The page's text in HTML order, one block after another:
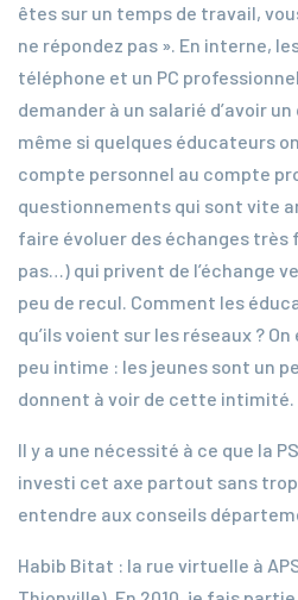
êtes sur un temps de travail,
ne répondez pas ». En interne,
téléphone et un PC
demander à un salarié d’avoir
même si quelques éducateurs
compte personnel au compte
questionnements qui sont vite
faire évoluer des échanges très
pas…) qui privent de l’échange
peu de recul. Comment les
qu’ils voient sur les réseaux ?
peu intime : les jeunes sont un
donnent à voir de cette intimité.
Il y a une nécessité à ce que la
investi cet axe partout sans
entendre aux conseils
Habib Bitat : la rue virtuelle à